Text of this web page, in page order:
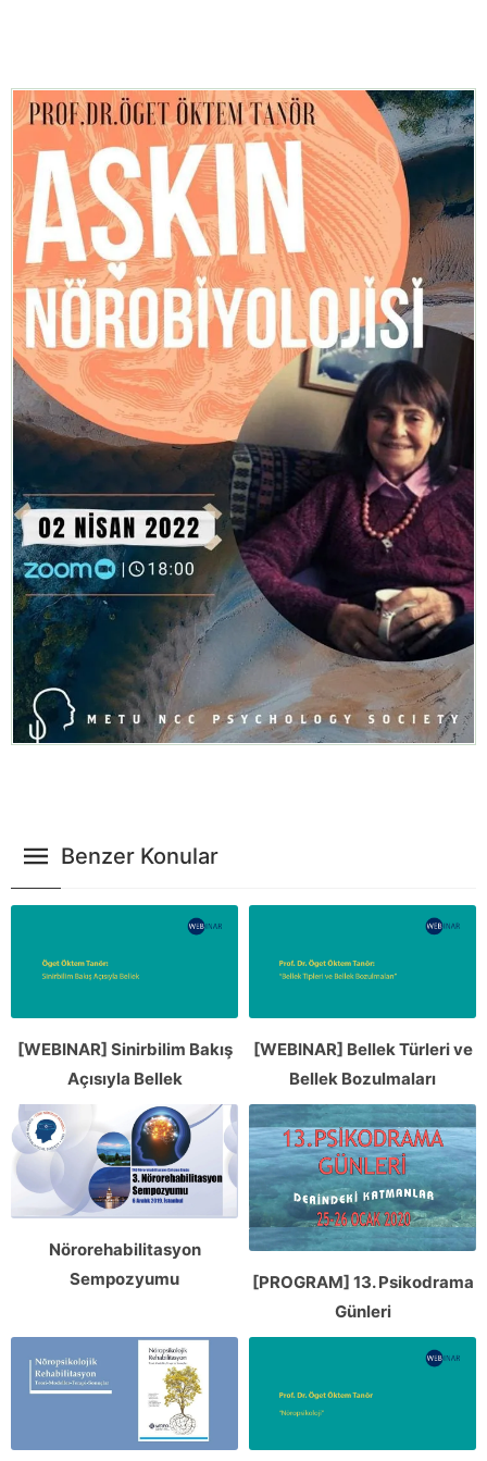
Benzer Konular
[WEBINAR] Sinirbilim Bakış
Açısıyla Bellek
[WEBINAR] Bellek Türleri ve
Bellek Bozulmaları
Nörorehabilitasyon
Sempozyumu
[PROGRAM] 13. Psikodrama
Günleri